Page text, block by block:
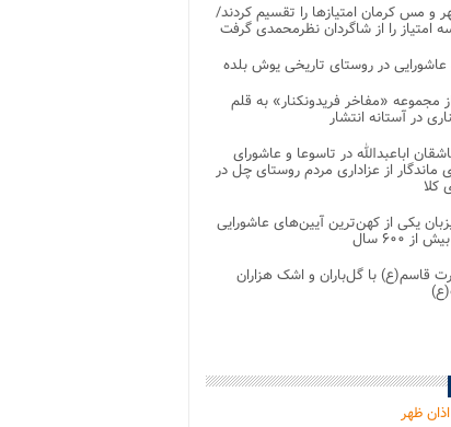
و مس کرمان امتیازها را تقسیم کردند/
را از شاگردان نظرمحمدی گرفت
عاشورایی در روستای تاریخی یوش بلده
مجموعه «مفاخر فریدونکنار» به قلم
در آستانه انتشار
اباعبدالله در تاسوعا و عاشورای
از عزاداری مردم روستای چل در
کلا
یکی از کهن‌ترین آیین‌های عاشورایی
۶۰۰ سال
قاسم(ع) با گل‌باران و اشک هزاران
اذان ظهر